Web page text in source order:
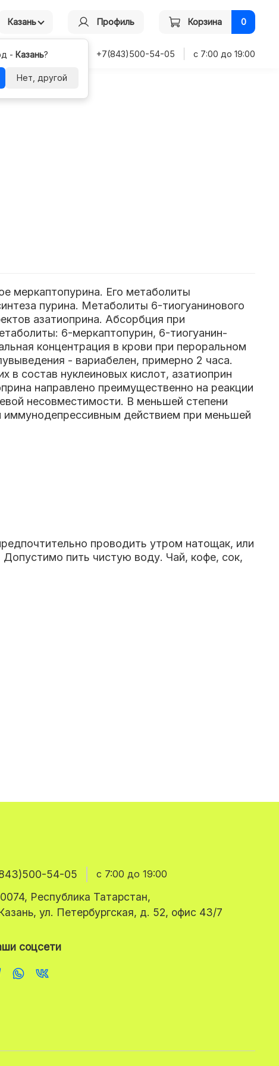
Казань
- Казань?
Нет, другой
Профиль Корзина 0
+7(843)500-54-05 с 7:00 до 19:00
меркаптопурина. Его метаболиты
пурина. Метаболиты 6-тиогуанинового
азатиоприна. Абсорбция при
6-меркаптопурин, 6-тиогуанин-
концентрация в крови при пероральном
- вариабелен, примерно 2 часа.
в состав нуклеиновых кислот, азатиоприн
направлено преимущественно на реакции
несовместимости. В меньшей степени
действием при меньшей
проводить утром натощак, или
пить чистую воду. Чай, кофе, сок,
54-05 с 7:00 до 19:00
Республика Татарстан,
ул. Петербургская, д. 52, офис 43/7
соцсети